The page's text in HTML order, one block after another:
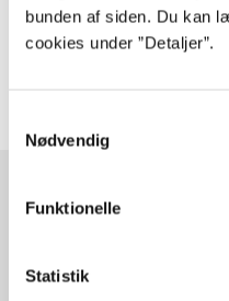
bunden af siden. Du kan
cookies under ”Detaljer”.
Nødvendig
Funktionelle
Statistik
Tidsskrift
Artiklerne i handler ofte
Fra